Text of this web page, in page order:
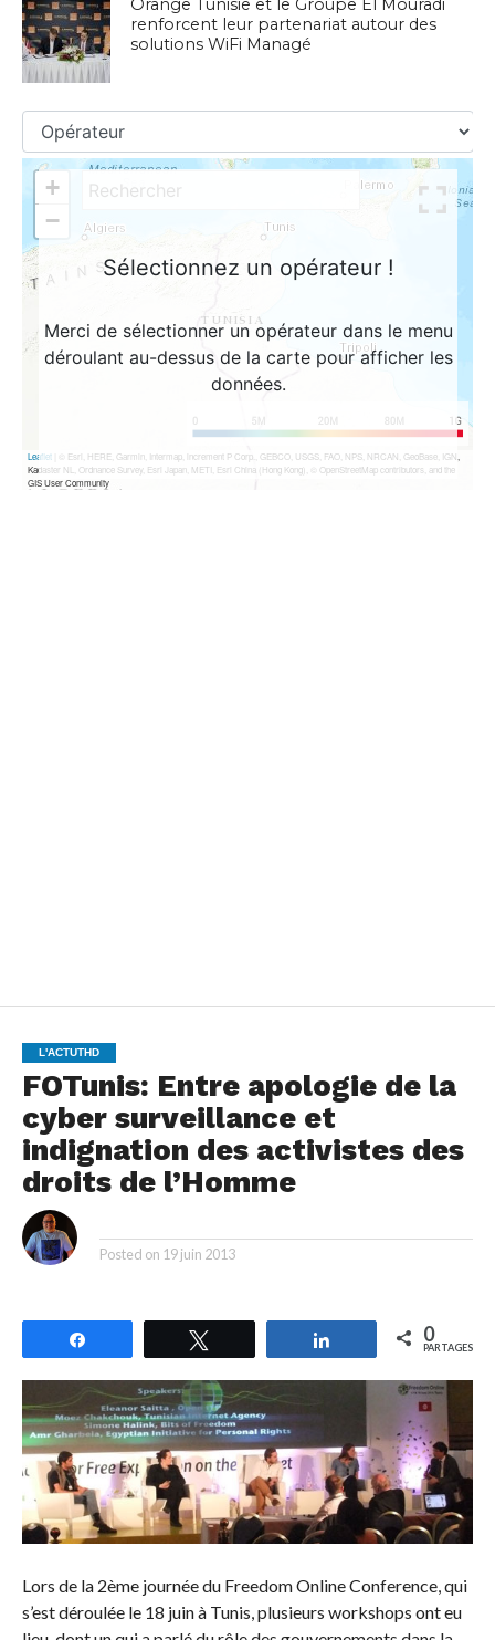
Orange Tunisie et le Groupe El Mouradi
renforcent leur partenariat autour des
solutions WiFi Managé
L'ACTUTHD
FOTunis: Entre apologie de la
cyber surveillance et
indignation des activistes des
droits de l’Homme
Posted on 19 juin 2013
Partagez 0
PARTAGES
Lors de la 2ème journée du Freedom Online Conference, qui
s’est déroulée le 18 juin à Tunis, plusieurs workshops ont eu